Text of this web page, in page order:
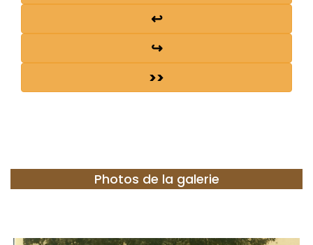
↩
↪
>>
Photos de la galerie